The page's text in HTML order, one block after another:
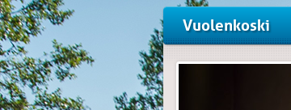
Vuolenkoski